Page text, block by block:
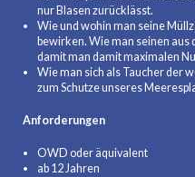
nur Blasen zurücklässt.
Wie und wohin man seine
bewirken. Wie man seinen
damit man damit maximalen
Wie man sich als Taucher der
zum Schutze unseres
Anforderungen
OWD oder äquivalent
ab 12 Jahren